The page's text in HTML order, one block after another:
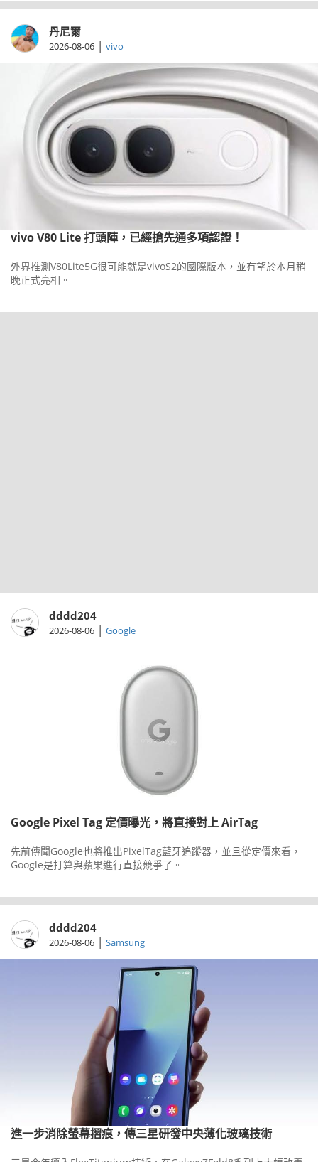
丹尼爾
2026-08-06 | vivo
vivo V80 Lite 打頭陣，已經搶先通多項認證！
外界推測V80Lite5G很可能就是vivoS2的國際版本，並有望於本月稍
晚正式亮相。
dddd204
2026-08-06 | Google
Google Pixel Tag 定價曝光，將直接對上 AirTag
先前傳聞Google也將推出PixelTag藍牙追蹤器，並且從定價來看，
Google是打算與蘋果進行直接競爭了。
dddd204
2026-08-06 | Samsung
進一步消除螢幕摺痕，傳三星研發中央薄化玻璃技術